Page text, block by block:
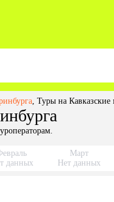
Туры на Кавказские
данных
Март
Нет данных